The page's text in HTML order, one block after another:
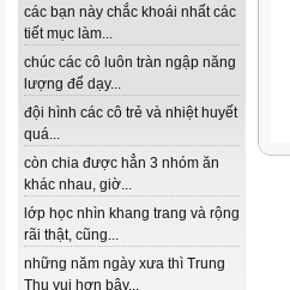
các bạn này chắc khoái nhất các
tiết mục làm...
chúc các cô luôn tràn ngập năng
lượng để dạy...
đội hình các cô trẻ và nhiệt huyết
quá...
còn chia được hẳn 3 nhóm ăn
khác nhau, giờ...
lớp học nhìn khang trang và rộng
rãi thật, cũng...
những năm ngày xưa thì Trung
Thu vui hơn bây...